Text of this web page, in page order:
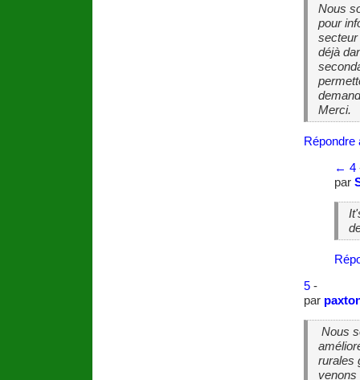
Nous
pour
secteur
déjà
Merci.
Répondre
← 4
par
5-
par
Nous
rurales
venons